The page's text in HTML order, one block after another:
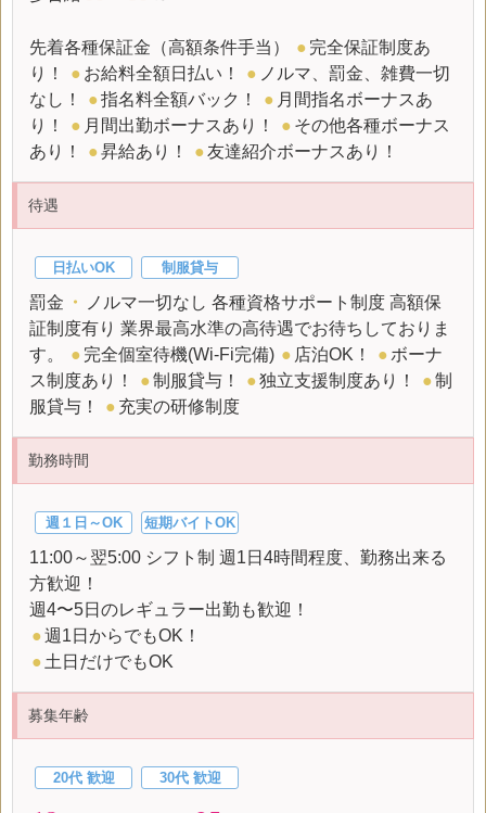
先着各種保証金（高額条件手当） ● 完全保証制度あ
り！
● お給料全額日払い！ ● ノルマ、罰金、雑費一切
なし！
●指名料全額バック！ ● 月間指名ボーナスあ
り！
● 月間出勤ボーナスあり！ ● その他各種ボーナス
あり！
●昇給あり！ ●友達紹介ボーナスあり！
待遇
日払いOK 制服貸与
罰金 ・
ノルマ一切なし 各種資格サポート制度 高額保
証制度有り 業界最高水準の高待遇でお待ちしておりま
す。
● 完全個室待機(Wi-Fi完備) ● 店泊OK！ ● ボーナ
ス制度あり！
●制服貸与！ ●独立支援制度あり！ ●制
服貸与！
● 充実の研修制度
勤務時間
週１日～OK 短期バイトOK
11:00～翌5:00 シフト制 週1日4時間程度、勤務出来る
方歓迎！
週4〜5日のレギュラー出勤も歓迎！
●週1日からでもOK！
● 土日だけでもOK
募集年齢
20代 歓迎 30代 歓迎